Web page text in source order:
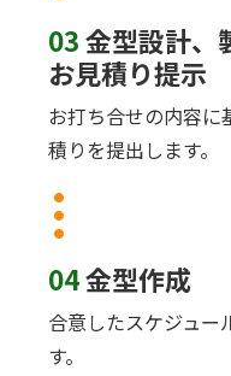
03金型設計、
お見積り提示
お打ち合せの内容に
積りを提出します。
04金型作成
合意したスケジュー
す。